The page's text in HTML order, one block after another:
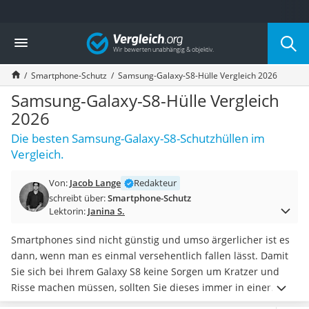
Die beliebtesten Vergleiche nach Kategorie
Elektronik
Powerstation
Monitor 32 Zoll 4K
Fernseher
Drucker
Desktop-PC
Monitor
Diascanner
Laser-Multifunktionsdrucker
Powerline-Adapter
Powerstation mit Solarpanel
Soundbar
17-Zoll-Laptop
Satellitenschüssel
Gaming-Headset
Schnurloses Telefon
Vergleich
Smartphone-Schutz Samsung-Galaxy-S8-Hülle Vergleich 2026
Samsung-Galaxy-S8-Hülle Vergleich
2026
Die besten Samsung-Galaxy-S8-Schutzhüllen im
Vergleich.
Von: Jacob Lange
Redakteur
schreibt über:Smartphone-Schutz
Lektorin: Janina S.
Smartphones sind nicht günstig und umso ärgerlicher ist es
dann, wenn man es einmal versehentlich fallen lässt. Damit
Sie sich bei Ihrem Galaxy S8 keine Sorgen um Kratzer und
Risse machen müssen, sollten Sie dieses immer in einer
Schutzhülle aufbewahren. Spezielle Galaxy-S8-Schutzhüllen